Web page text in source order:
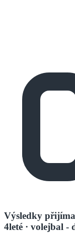
Výsledky
4leté · volejbal -